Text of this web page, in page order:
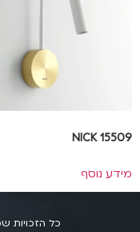
NICK 15509
מידע נוסף
כל הזכויות